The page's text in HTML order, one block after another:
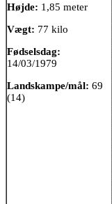
Højde: 1,85 meter
Vægt: 77 kilo
Fødselsdag:
14/03/1979
Landskampe/mål: 69
(14)